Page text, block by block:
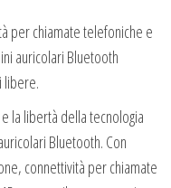
per chiamate telefoniche e
auricolari Bluetooth
libere.
la libertà della tecnologia
Bluetooth. Con
connettività per chiamate